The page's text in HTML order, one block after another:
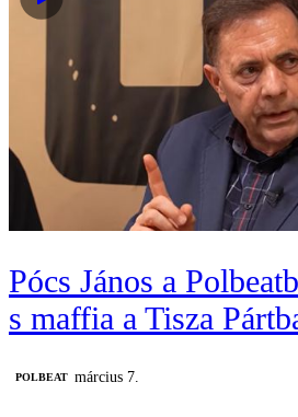
Pócs János a
s maffia a Tisza
‎POLBEAT március 7.